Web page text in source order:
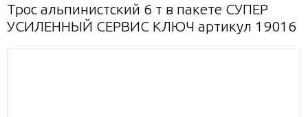
Трос альпинистский 6 т в пакете СУПЕР
УСИЛЕННЫЙ СЕРВИС КЛЮЧ артикул 19016